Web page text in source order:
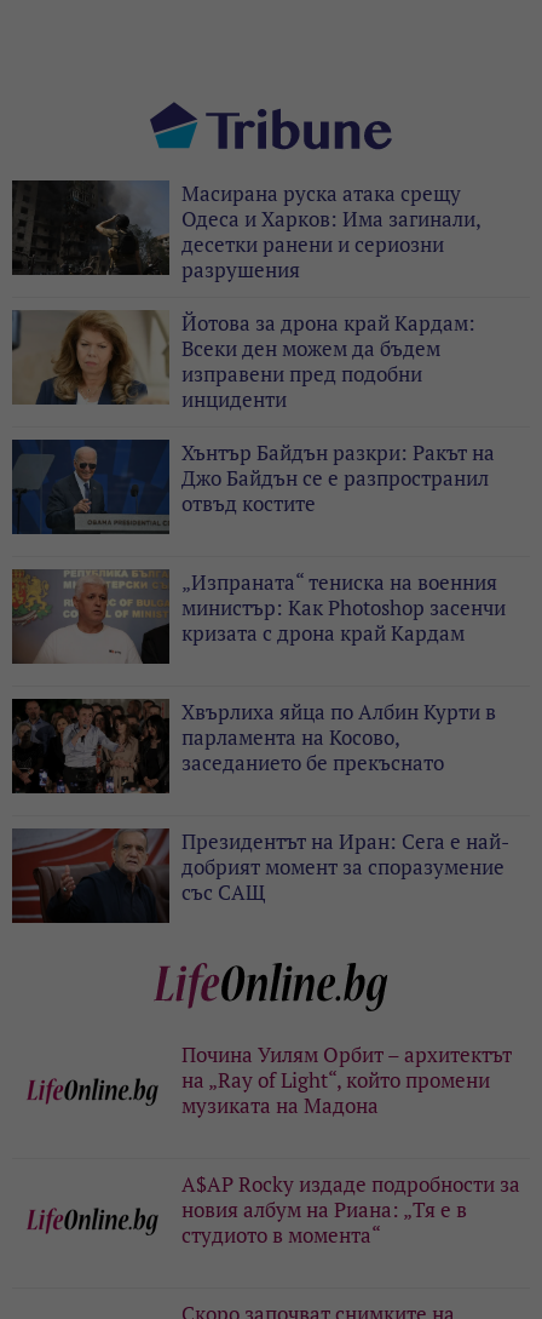
Масирана руска атака срещу
Одеса и Харков: Има загинали,
десетки ранени и сериозни
разрушения
Йотова за дрона край Кардам:
Всеки ден можем да бъдем
изправени пред подобни
инциденти
Хънтър Байдън разкри: Ракът на
Джо Байдън се е разпространил
отвъд костите
„Изпраната“ тениска на военния
министър: Как Photoshop засенчи
кризата с дрона край Кардам
Хвърлиха яйца по Албин Курти в
парламента на Косово,
заседанието бе прекъснато
Президентът на Иран: Сега е най-
добрият момент за споразумение
със САЩ
Почина Уилям Орбит – архитектът
на „Ray of Light“, който промени
музиката на Мадона
A$AP Rocky издаде подробности за
новия албум на Риана: „Тя е в
студиото в момента“